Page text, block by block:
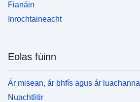
Fianáin
Inrochtaineacht
Eolas fúinn
Ár misean, ár bhfís agus ár luachanna
Nuachtlitir